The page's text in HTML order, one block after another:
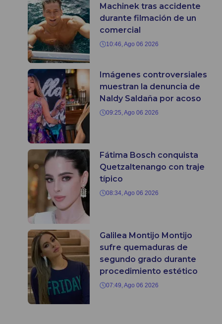
Machinek tras accidente
durante filmación de un
comercial
10:46, Ago 06 2026
Imágenes controversiales
muestran la denuncia de
Naldy Saldaña por acoso
09:25, Ago 06 2026
Fátima Bosch conquista
Quetzaltenango con traje
típico
08:34, Ago 06 2026
Galilea Montijo Montijo
sufre quemaduras de
segundo grado durante
procedimiento estético
07:49, Ago 06 2026